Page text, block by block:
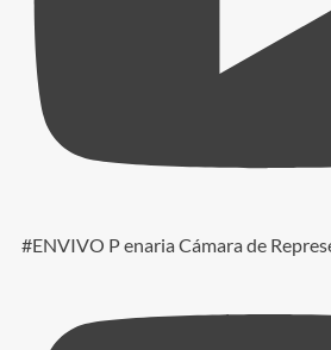
#ENVIVO P enaria Cámara de